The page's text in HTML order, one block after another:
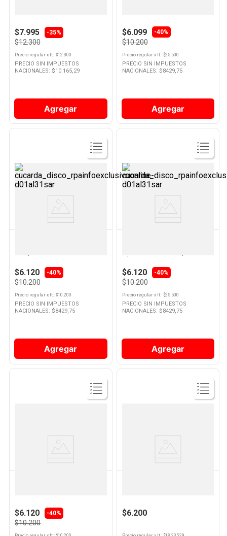
$7.995 -35%
$12.300
Precio regular x lt. : $12.300
PRECIO SIN IMPUESTOS
NACIONALES: $10.165,29
Agregar
$6.099 -40%
$10.200
Precio regularx lt. : $25.500
PRECIO SIN IMPUESTOS
NACIONALES: $8429,75
Agregar
Producto
$6.120 -40%
$10.200
Precio regular x lt.: $10.200
PRECIO SIN IMPUESTOS
NACIONALES: $8429,75
Agregar
Producto
$6.120 -40%
$10.200
Precio regularx lt.: $25.500
PRECIO SIN IMPUESTOS
NACIONALES: $8429,75
Agregar
Ver
Producto
$6.120 -40%
$10.200
Ver
Producto
$6.200